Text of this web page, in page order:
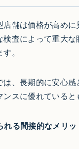
店舗は価格が高めに
検査によって重大
。
は、長期的に安心
スに優れていると
る間接的なメリッ